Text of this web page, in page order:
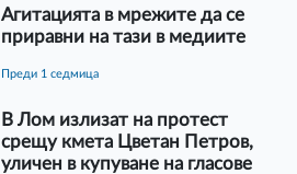
Агитацията в мрежите да се
приравни на тази в медиите
преди 1 седмица
В Лом излизат на протест
срещу кмета Цветан Петров,
уличен в купуване на гласове